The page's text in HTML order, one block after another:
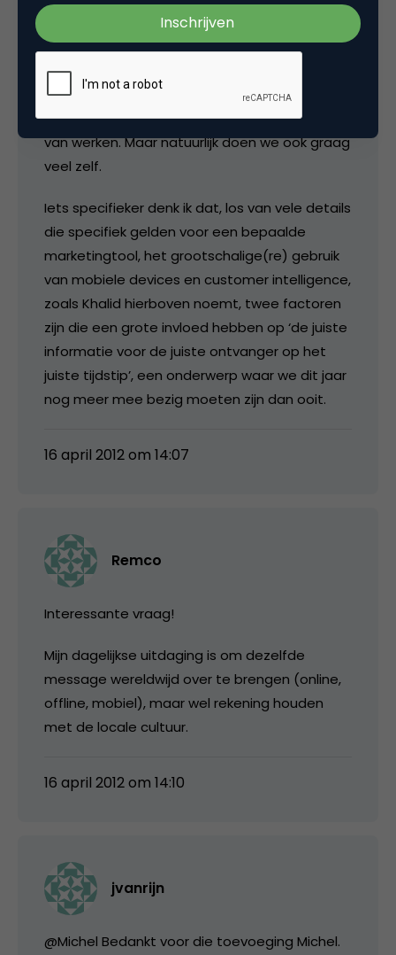
marketing bezig, maar moeten ook de
operatie goed kennen. We optimaliseren niet
alleen voor conversie, maar denken hierbij ook
aan retouren (want deze zijn kostbaar). We
zoeken partners die passen bij onze manier
van werken. Maar natuurlijk doen we ook graag
veel zelf.
Iets specifieker denk ik dat, los van vele details
die specifiek gelden voor een bepaalde
marketingtool, het grootschalige(re) gebruik
van mobiele devices en customer intelligence,
zoals Khalid hierboven noemt, twee factoren
zijn die een grote invloed hebben op ‘de juiste
informatie voor de juiste ontvanger op het
juiste tijdstip’, een onderwerp waar we dit jaar
nog meer mee bezig moeten zijn dan ooit.
16 april 2012 om 14:07
Remco
Interessante vraag!
Mijn dagelijkse uitdaging is om dezelfde
message wereldwijd over te brengen (online,
offline, mobiel), maar wel rekening houden
met de locale cultuur.
16 april 2012 om 14:10
jvanrijn
@Michel Bedankt voor die toevoeging Michel.